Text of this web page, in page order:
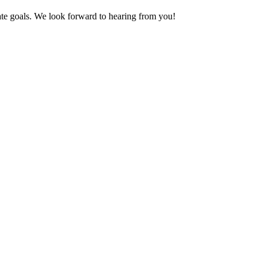
goals. We look forward to hearing from you!